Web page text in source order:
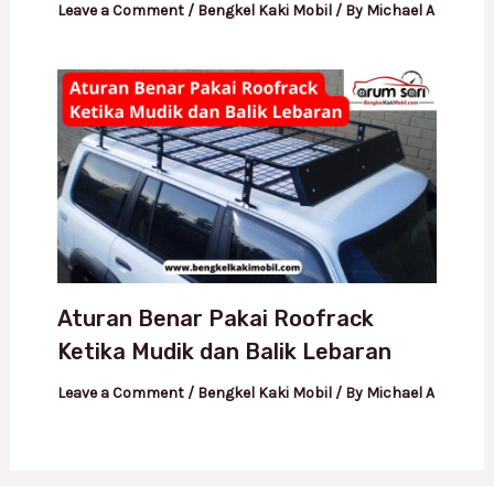
Leave a Comment / Bengkel Kaki Mobil/ By Michael A
Aturan Benar Pakai Roofrack
Ketika Mudik dan Balik Lebaran
Leave a Comment / Bengkel Kaki Mobil/ By Michael A